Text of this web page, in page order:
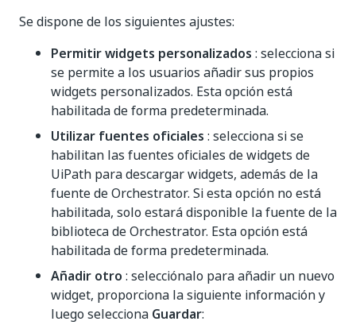
Se dispone de los siguientes ajustes:
Permitir widgets personalizados : selecciona si
se permite a los usuarios añadir sus propios
widgets personalizados. Esta opción está
habilitada de forma predeterminada.
Utilizar fuentes oficiales : selecciona si se
habilitan las fuentes oficiales de widgets de
UiPath para descargar widgets, además de la
fuente de Orchestrator. Si esta opción no está
habilitada, solo estará disponible la fuente de la
biblioteca de Orchestrator. Esta opción está
habilitada de forma predeterminada.
Añadir otro : selecciónalo para añadir un nuevo
widget, proporciona la siguiente información y
luego selecciona Guardar: